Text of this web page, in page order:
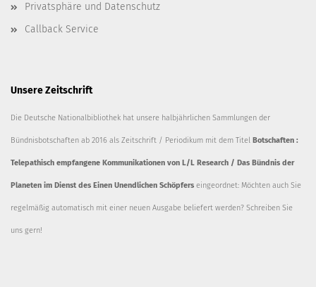
Privatsphäre und Datenschutz
Callback Service
Unsere Zeitschrift
Die Deutsche Nationalbibliothek hat unsere halbjährlichen Sammlungen der
Bündnisbotschaften ab 2016 als Zeitschrift / Periodikum mit dem Titel Botschaften :
Telepathisch empfangene Kommunikationen von L/L Research / Das Bündnis der
Planeten im Dienst des Einen Unendlichen Schöpfers eingeordnet: Möchten auch Sie
regelmäßig automatisch mit einer neuen Ausgabe beliefert werden? Schreiben Sie
uns gern!